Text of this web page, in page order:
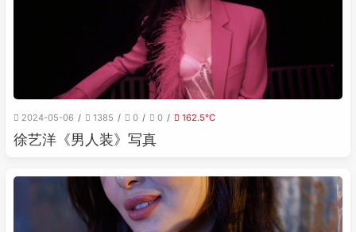
2024-05-06 1385 0 0 162.5℃
徐艺洋《男人装》写真